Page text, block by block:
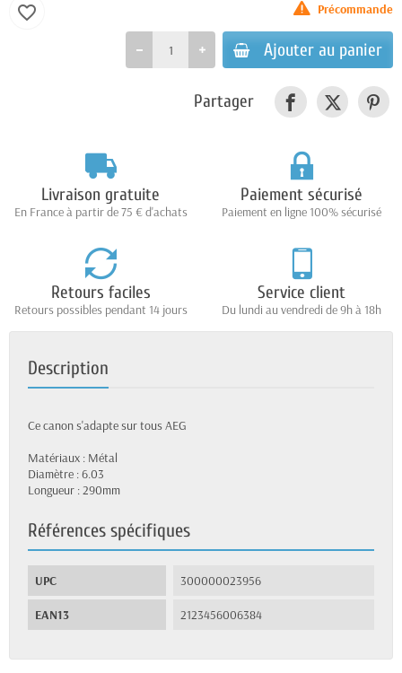
Précommande
Ajouter au panier
favorite_border
Partager
Livraison gratuite
En France à partir de 75 € d'achats
Paiement sécurisé
Paiement en ligne 100% sécurisé
Retours faciles
Retours possibles pendant 14 jours
Service client
Du lundi au vendredi de 9h à 18h
Description
Ce canon s'adapte sur tous AEG
Matériaux : Métal
Diamètre : 6.03
Longueur : 290mm
Références spécifiques
UPC 300000023956
EAN13 2123456006384